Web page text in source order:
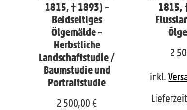
1815, † 1893) –
Beidseitiges
Ölgemälde –
Herbstliche
Landschaftstudie /
Baumstudie und
Portraitstudie
2 500,00 €
1815,
2
inkl.